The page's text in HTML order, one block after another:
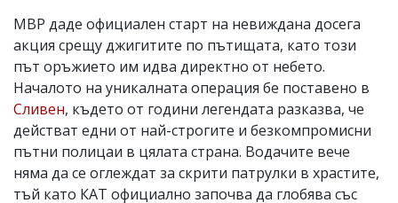
откриете
обиден
за
вас
коментар,
моля
сигнализирайте
ни!
МВР даде официален старт на невиждана досега
акция срещу джигитите по пътищата, като този
път оръжието им идва директно от небето.
Началото на уникалната операция бе поставено в
Сливен, където от години легендата разказва, че
действат едни от най-строгите и безкомпромисни
пътни полицаи в цялата страна. Водачите вече
няма да се оглеждат за скрити патрулки в храстите,
тъй като КАТ официално започва да глобява със